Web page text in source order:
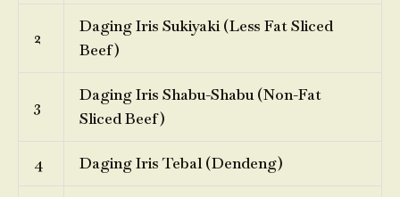
2
Daging Iris Sukiyaki (Less Fat Sliced
Beef)
3
Daging Iris Shabu-Shabu (Non-Fat
Sliced Beef)
4 Daging Iris Tebal (Dendeng)